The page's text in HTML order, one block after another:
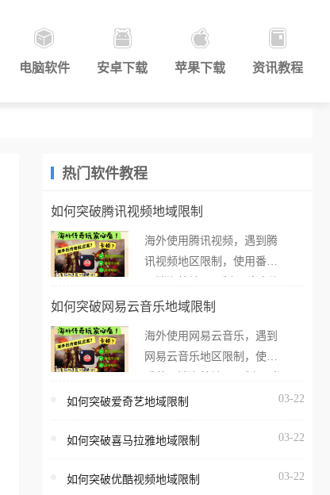
电脑软件 安卓下载 苹果下载 资讯教程
热门软件教程
如何突破腾讯视频地域限制
海外使用腾讯视频，遇到腾
讯视频地区限制，使用番茄
外打开腾讯视频，却突然弹
地区无法播放”的提示语。
海外用户如香港、澳门、台
亚、欧洲等国家和地区时，
台一样，出现地区及版权限
地区播放。 遇到这个问题的
如何突破网易云音乐地域限制
海外使用网易云音乐，遇到
网易云音乐地区限制，使用
在海外打开网易云音乐，却
所在的地区无法播放”的提示
门、台湾、美国、加拿大、
如何突破爱奇艺地域限制 03-22
如何突破喜马拉雅地域限制 03-22
如何突破优酷视频地域限制 03-22